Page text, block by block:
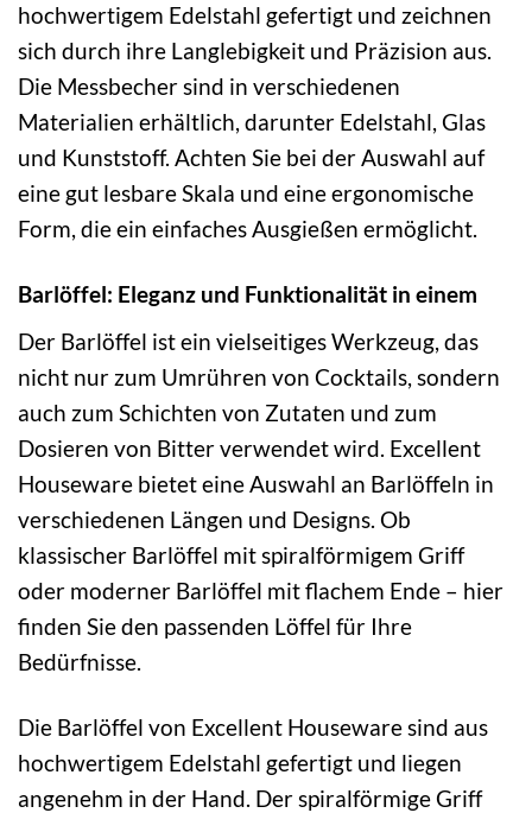
hochwertigem Edelstahl gefertigt und zeichnen
sich durch ihre Langlebigkeit und Präzision aus.
Die Messbecher sind in verschiedenen
Materialien erhältlich, darunter Edelstahl, Glas
und Kunststoff. Achten Sie bei der Auswahl auf
eine gut lesbare Skala und eine ergonomische
Form, die ein einfaches Ausgießen ermöglicht.
Barlöffel: Eleganz und Funktionalität in einem
Der Barlöffel ist ein vielseitiges Werkzeug, das
nicht nur zum Umrühren von Cocktails, sondern
auch zum Schichten von Zutaten und zum
Dosieren von Bitter verwendet wird. Excellent
Houseware bietet eine Auswahl an Barlöffeln in
verschiedenen Längen und Designs. Ob
klassischer Barlöffel mit spiralförmigem Griff
oder moderner Barlöffel mit flachem Ende – hier
finden Sie den passenden Löffel für Ihre
Bedürfnisse.
Die Barlöffel von Excellent Houseware sind aus
hochwertigem Edelstahl gefertigt und liegen
angenehm in der Hand. Der spiralförmige Griff